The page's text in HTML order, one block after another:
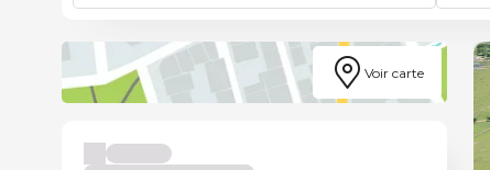
Voir carte